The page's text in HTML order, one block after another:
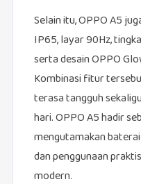
Selain itu, OPPO A5
IP65, layar 90Hz,
serta desain OPPO
Kombinasi fitur
terasa tangguh
hari. OPPO A5 hadir
mengutamakan
dan penggunaan
modern.